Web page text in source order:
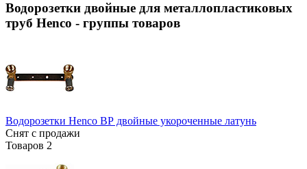
Водорозетки двойные для металлопластиковых
труб Henco - группы товаров
Водорозетки Henco ВР двойные укороченные латунь
Снят с продажи
Товаров 2